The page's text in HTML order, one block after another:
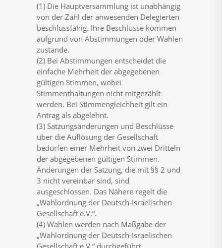
(1) Die Hauptversammlung ist unabhängig
von der Zahl der anwesenden Delegierten
beschlussfähig. Ihre Beschlüsse kommen
aufgrund von Abstimmungen oder Wahlen
zustande.
(2) Bei Abstimmungen entscheidet die
einfache Mehrheit der abgegebenen
gültigen Stimmen, wobei
Stimmenthaltungen nicht mitgezählt
werden. Bei Stimmengleichheit gilt ein
Antrag als abgelehnt.
(3) Satzungsänderungen und Beschlüsse
über die Auflösung der Gesellschaft
bedürfen einer Mehrheit von zwei Dritteln
der abgegebenen gültigen Stimmen.
Änderungen der Satzung, die mit §§ 2 und
3 nicht vereinbar sind, sind
ausgeschlossen. Das Nähere regelt die
„Wahlordnung der Deutsch-Israelischen
Gesellschaft e.V.“.
(4) Wahlen werden nach Maßgabe der
„Wahlordnung der Deutsch-Israelischen
Gesellschaft e.V.“ durchgeführt.